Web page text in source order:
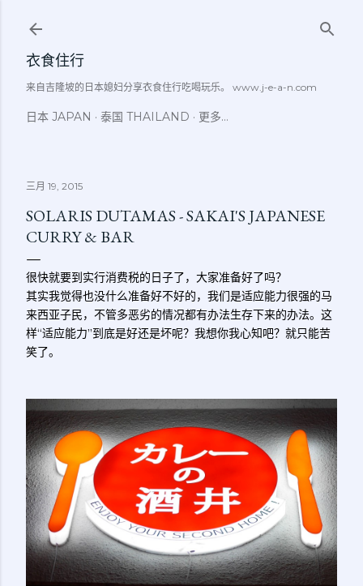
衣食住行
来自吉隆坡的日本媳妇分享衣食住行吃喝玩乐。 www.j-e-a-n.com
日本 JAPAN 泰国 THAILAND 更多…
三月 19, 2015
SOLARIS DUTAMAS - SAKAI'S JAPANESE
CURRY & BAR
很快就要到实行消费税的日子了，大家准备好了吗？
其实我觉得也没什么准备好不好的，我们是适应能力很强的马
来西亚子民，不管多恶劣的情况都有办法生存下来的办法。这
样“适应能力”到底是好还是坏呢？我想你我心知吧？就只能苦
笑了。